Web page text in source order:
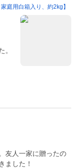
庭用白箱入り、約2kg】
。
友人一家に贈ったの
ました！